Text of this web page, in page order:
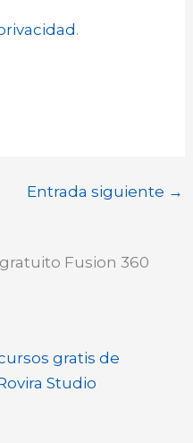
.
Entrada siguiente →
Fusion 360
gratis de
Studio